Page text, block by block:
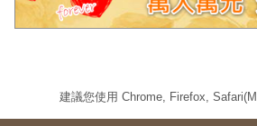
建議您使用 Chrome, Firefox,